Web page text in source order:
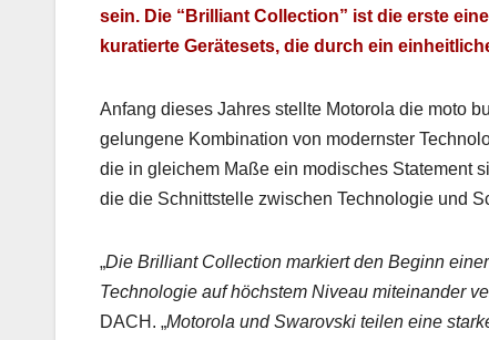
sein. Die “Bril­liant Col­lec­tion” ist die erste
kuratierte Geräte­sets, die durch ein
Anfang dieses Jahres stellte Motoro­la die moto
gelun­gene Kom­bi­na­tion von mod­ern­ster
die in gle­ichem Maße ein modis­ches State­ment
die die Schnittstelle zwis­chen Tech­nolo­gie und
„Die Bril­liant Col­lec­tion markiert den Beginn
Tech­nolo­gie auf höch­stem Niveau miteinan­der
DACH. „Motoro­la und Swarovs­ki teilen eine